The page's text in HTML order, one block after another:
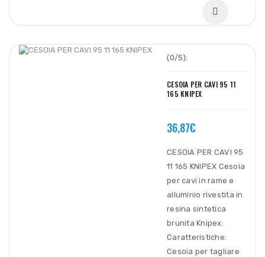
(0/5):
CESOIA PER CAVI 95 11
165 KNIPEX
36,87€
CESOIA PER CAVI 95
11 165 KNIPEX Cesoia
per cavi in rame e
alluminio rivestita in
resina sintetica
brunita Knipex.
Caratteristiche:
Cesoia per tagliare